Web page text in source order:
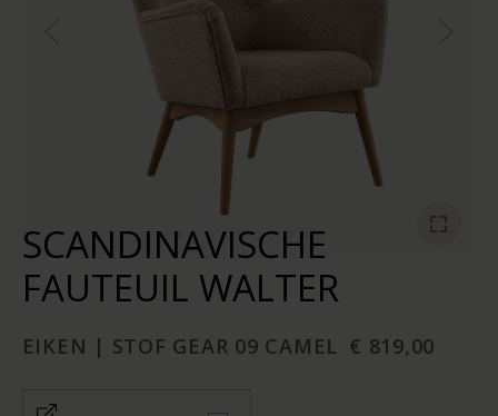
SCANDINAVISCHE
FAUTEUIL WALTER
EIKEN | STOF GEAR 09 CAMEL € 819,00